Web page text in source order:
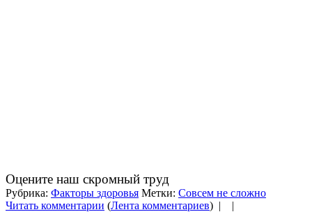
Оцените наш скромный труд
Рубрика: Факторы здоровья Метки: Совсем не сложно
Читать комментарии (Лента комментариев) | |